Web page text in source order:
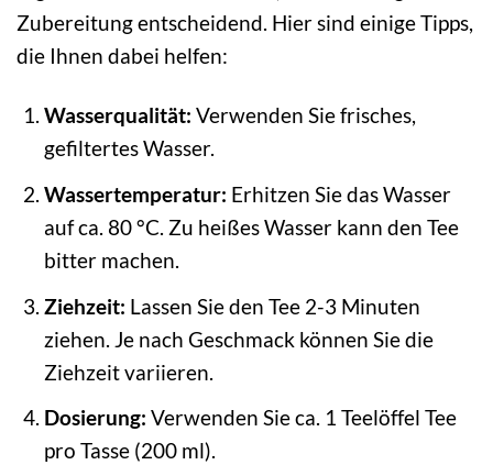
Zubereitung entscheidend. Hier sind einige Tipps,
die Ihnen dabei helfen:
Wasserqualität: Verwenden Sie frisches,
gefiltertes Wasser.
Wassertemperatur: Erhitzen Sie das Wasser
auf ca. 80 °C. Zu heißes Wasser kann den Tee
bitter machen.
Ziehzeit: Lassen Sie den Tee 2-3 Minuten
ziehen. Je nach Geschmack können Sie die
Ziehzeit variieren.
Dosierung: Verwenden Sie ca. 1 Teelöffel Tee
pro Tasse (200 ml).